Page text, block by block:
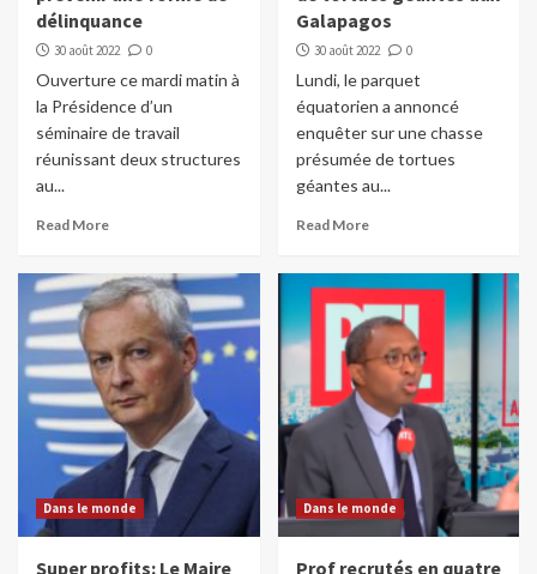
délinquance
30 août 2022 0
Ouverture ce mardi matin à
la Présidence d’un
séminaire de travail
réunissant deux structures
au...
Read More
Galapagos
30 août 2022 0
Lundi, le parquet
équatorien a annoncé
enquêter sur une chasse
présumée de tortues
géantes au...
Read More
Dans le monde
Super profits: Le Maire
Dans le monde
Prof recrutés en quatre